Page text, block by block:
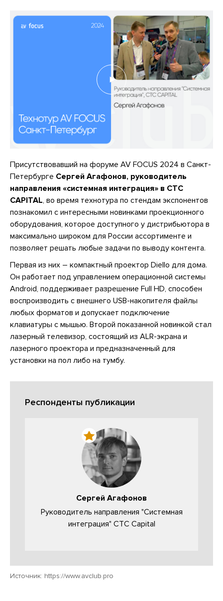
Присутствовавший на форуме AV FOCUS 2024 в Санкт-
Петербурге Сергей Агафонов, руководитель
направления «системная интеграция» в CTC
CAPITAL, во время технотура по стендам экспонентов
познакомил с интересными новинками проекционного
оборудования, которое доступного у дистрибьютора в
максимально широком для России ассортименте и
позволяет решать любые задачи по выводу контента.
Первая из них – компактный проектор Diello для дома.
Он работает под управлением операционной системы
Android, поддерживает разрешение Full HD, способен
воспроизводить с внешнего USB-накопителя файлы
любых форматов и допускает подключение
клавиатуры с мышью. Второй показанной новинкой стал
лазерный телевизор, состоящий из ALR-экрана и
лазерного проектора и предназначенный для
установки на пол либо на тумбу.
Респонденты публикации
Сергей Агафонов
Руководитель направления "Системная
интеграция" CTC Capital
Источник: https://www.avclub.pro